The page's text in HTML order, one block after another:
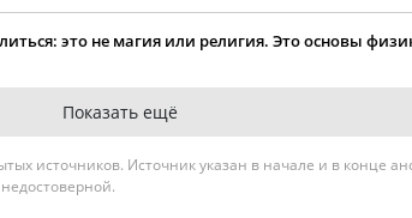
это не магия или религия. Это основы
Показать ещё
источников. Источник указан в начале и в конце